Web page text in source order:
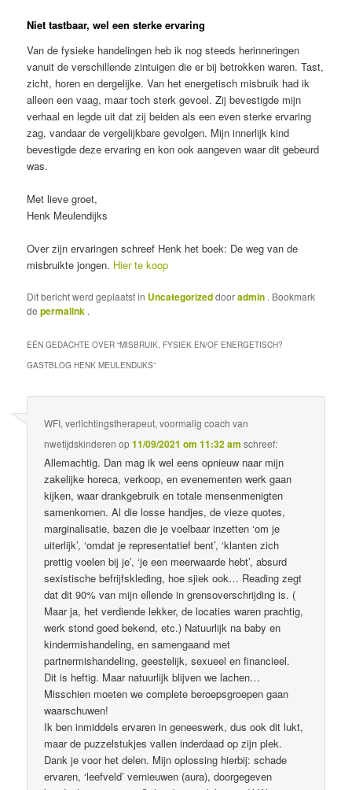
Niet tastbaar, wel een sterke ervaring
Van de fysieke handelingen heb ik nog steeds herinneringen
vanuit de verschillende zintuigen die er bij betrokken waren. Tast,
zicht, horen en dergelijke. Van het energetisch misbruik had ik
alleen een vaag, maar toch sterk gevoel. Zij bevestigde mijn
verhaal en legde uit dat zij beiden als een even sterke ervaring
zag, vandaar de vergelijkbare gevolgen. Mijn innerlijk kind
bevestigde deze ervaring en kon ook aangeven waar dit gebeurd
was.
Met lieve groet,
Henk Meulendijks
Over zijn ervaringen schreef Henk het boek: De weg van de
misbruikte jongen. Hier te koop
Dit bericht werd geplaatst in Uncategorizeddooradmin . Bookmark
depermalink .
EÉN GEDACHTE OVER “MISBRUIK, FYSIEK EN/OF ENERGETISCH?
GASTBLOG HENK MEULENDIJKS”
WFI, verlichtingstherapeut, voormalig coach van
nwetijdskinderen op11/09/2021 om 11:32 am schreef:
Allemachtig. Dan mag ik wel eens opnieuw naar mijn
zakelijke horeca, verkoop, en evenementen werk gaan
kijken, waar drankgebruik en totale mensenmenigten
samenkomen. Al die losse handjes, de vieze quotes,
marginalisatie, bazen die je voelbaar inzetten ‘om je
uiterlijk’, ‘omdat je representatief bent’, ‘klanten zich
prettig voelen bij je’, ‘je een meerwaarde hebt’, absurd
sexistische befrijfskleding, hoe sjiek ook… Reading zegt
dat dit 90% van mijn ellende in grensoverschrijding is. (
Maar ja, het verdiende lekker, de locaties waren prachtig,
werk stond goed bekend, etc.) Natuurlijk na baby en
kindermishandeling, en samengaand met
partnermishandeling, geestelijk, sexueel en financieel.
Dit is heftig. Maar natuurlijk blijven we lachen…
Misschien moeten we complete beroepsgroepen gaan
waarschuwen!
Ik ben inmiddels ervaren in geneeswerk, dus ook dit lukt,
maar de puzzelstukjes vallen inderdaad op zijn plek.
Dank je voor het delen. Mijn oplossing hierbij: schade
ervaren, ‘leefveld’ vernieuwen (aura), doorgegeven